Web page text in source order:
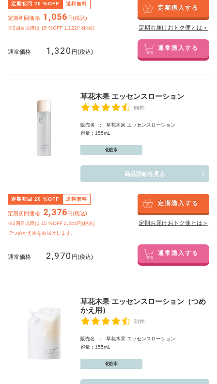
定期初回 20 %OFF 送料無料
定期初回価格: 1,056円(税込)
※2回目以降は 15 %OFF 1,122円(税込)
定期購入する
定期お届けおトク便とは＞
通常価格 1,320 円(税込) 通常購入する
草花木果 エッセンスローション
88件
販売名 : 草花木果 エッセンスローション
容量：155mL
化粧水
商品詳細を見る
定期初回 20 %OFF 送料無料
定期初回価格: 2,376円(税込)
※2回目以降は 15 %OFF 2,244円(税込)
でつめかえ用をお届けします。
定期購入する
定期お届けおトク便とは＞
通常価格 2,970 円(税込) 通常購入する
草花木果 エッセンスローション（つめ
かえ用）
31件
販売名 : 草花木果 エッセンスローション
容量：155mL
化粧水